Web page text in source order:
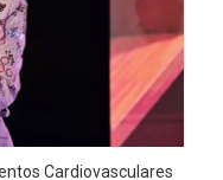
Cardiovasculares